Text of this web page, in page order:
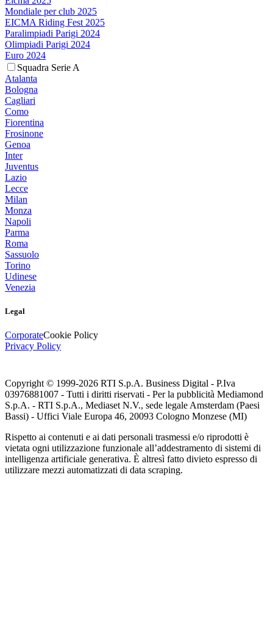
Mondiale per club 2025
EICMA Riding Fest 2025
Paralimpiadi Parigi 2024
Olimpiadi Parigi 2024
Euro 2024
Squadra Serie A
Atalanta
Bologna
Cagliari
Como
Fiorentina
Frosinone
Genoa
Inter
Juventus
Lazio
Lecce
Milan
Monza
Napoli
Parma
Roma
Sassuolo
Torino
Udinese
Venezia
Legal
CorporateCookie Policy
Privacy Policy
Copyright © 1999-2026 RTI S.p.A. Business Digital - P.Iva
03976881007 - Tutti i diritti riservati - Per la pubblicità Mediamond
S.p.A. - RTI S.p.A., Mediaset N.V., sede legale Amsterdam (Paesi
Bassi) - Uffici Viale Europa 46, 20093 Cologno Monzese (MI)
Rispetto ai contenuti e ai dati personali trasmessi e/o riprodotti è
vietata ogni utilizzazione funzionale all’addestramento di sistemi di
intelligenza artificiale generativa. È altresì fatto divieto espresso di
utilizzare mezzi automatizzati di data scraping.